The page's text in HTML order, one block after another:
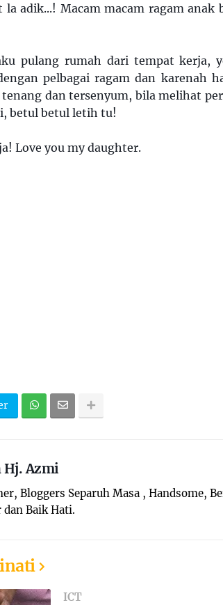
adik...! Macam macam ragam anak
pulang rumah dari tempat kerja,
pelbagai ragam dan karenah
dan tersenyum, bila melihat
betul betul letih tu!
Love you my daughter.
Hj. Azmi
Bloggers Separuh Masa , Handsome,
dan Baik Hati.
ICT